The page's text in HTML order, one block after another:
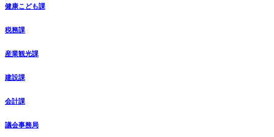
健康こども課
税務課
産業観光課
建設課
会計課
議会事務局